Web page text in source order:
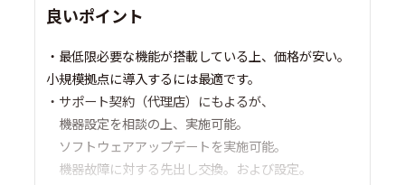
良いポイント
・最低限必要な機能が搭載している上、価格が安い。
小規模拠点に導入するには最適です。
・サポート契約（代理店）にもよるが、
機器設定を相談の上、実施可能。
ソフトウェアアップデートを実施可能。
機器故障に対する先出し交換。および設定。